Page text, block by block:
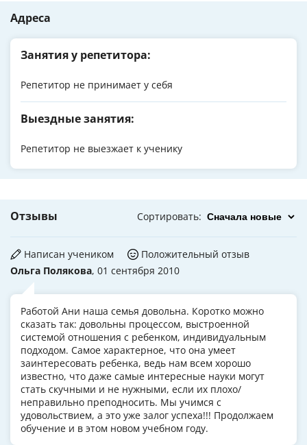
Адреса
Занятия у репетитора:
Репетитор не принимает у себя
Выездные занятия:
Репетитор не выезжает к ученику
Отзывы Сортировать:
Ольга Полякова, 01 сентября 2010
Написан учеником Положительный отзыв
Работой Ани наша семья довольна. Коротко можно
сказать так: довольны процессом, выстроенной
системой отношения с ребенком, индивидуальным
подходом. Самое характерное, что она умеет
заинтересовать ребенка, ведь нам всем хорошо
известно, что даже самые интересные науки могут
стать скучными и не нужными, если их плохо/
неправильно преподносить. Мы учимся с
удовольствием, а это уже залог успеха!!! Продолжаем
обучение и в этом новом учебном году.